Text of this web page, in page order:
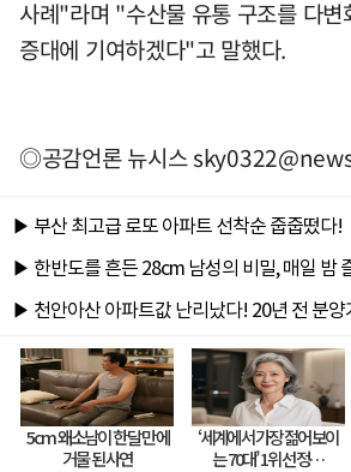
사례"라며 "수산물 유통 구조를 다변
증대에 기여하겠다"고 말했다.
◎공감언론 뉴시스